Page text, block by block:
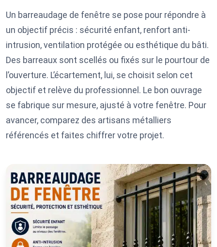
Un barreaudage de fenêtre se pose pour répondre à
un objectif précis : sécurité enfant, renfort anti-
intrusion, ventilation protégée ou esthétique du bâti.
Des barreaux sont scellés ou fixés sur le pourtour de
l’ouverture. L’écartement, lui, se choisit selon cet
objectif et relève du professionnel. Le bon ouvrage
se fabrique sur mesure, ajusté à votre fenêtre. Pour
avancer, comparez des artisans métalliers
référencés et faites chiffrer votre projet.